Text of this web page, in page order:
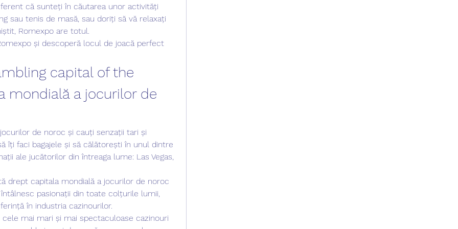
că sunteți în căutarea unor activități
sau tenis de masă, sau doriți să vă relaxați
Romexpo are totul.
și descoperă locul de joacă perfect
capital of the
mondială a jocurilor de
de noroc și cauți senzații tari și
îți faci bagajele și să călătorești în unul dintre
ale jucătorilor din întreaga lume: Las Vegas,
drept capitala mondială a jocurilor de noroc
pasionații din toate colțurile lumii,
în industria cazinourilor.
mai mari și mai spectaculoase cazinouri